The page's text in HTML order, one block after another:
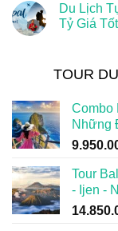
Du Lịch
Tỷ Giá Tốt
TOUR
Combo
Những
Tour
- Ijen -